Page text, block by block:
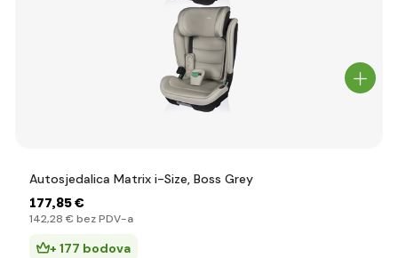
Autosjedalica Matrix i-Size, Boss Grey
177,85 €
142,28 € bez PDV-a
+ 177 bodova